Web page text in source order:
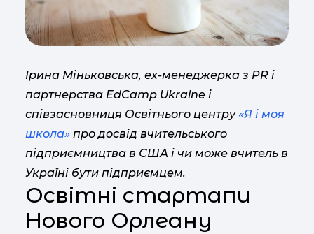
Ірина Міньковська, ех-менеджерка з PR і
партнерства EdCamp Ukraine і
співзасновниця Освітнього центру «Я і моя
школа» про досвід вчительського
підприємництва в США і чи може вчитель в
Україні бути підприємцем.
Освітні стартапи
Нового Орлеану